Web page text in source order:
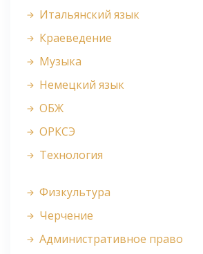
Итальянский язык
Краеведение
Музыка
Немецкий язык
ОБЖ
ОРКСЭ
Технология
Физкультура
Черчение
Административное право